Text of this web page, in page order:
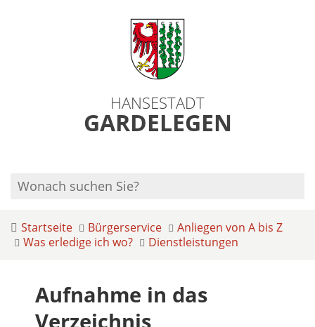
HANSESTADT
GARDELEGEN
Startseite Bürgerservice
Anliegen von A bis Z
Was erledige ich wo?
Dienstleistungen
Aufnahme in das
Verzeichnis